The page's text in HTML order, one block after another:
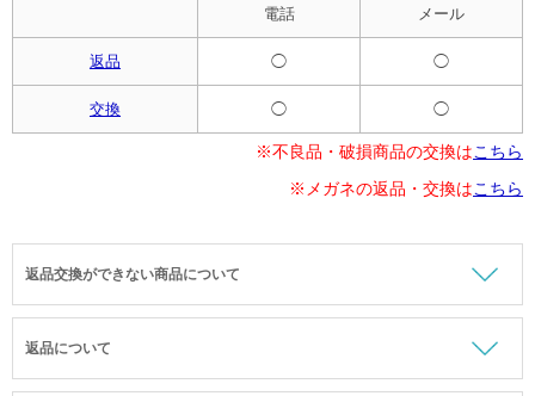
電話 メール
返品 ◯ ◯
交換 ◯ ◯
※不良品・破損商品の交換はこちら
※メガネの返品・交換はこちら
返品交換ができない商品について
返品について